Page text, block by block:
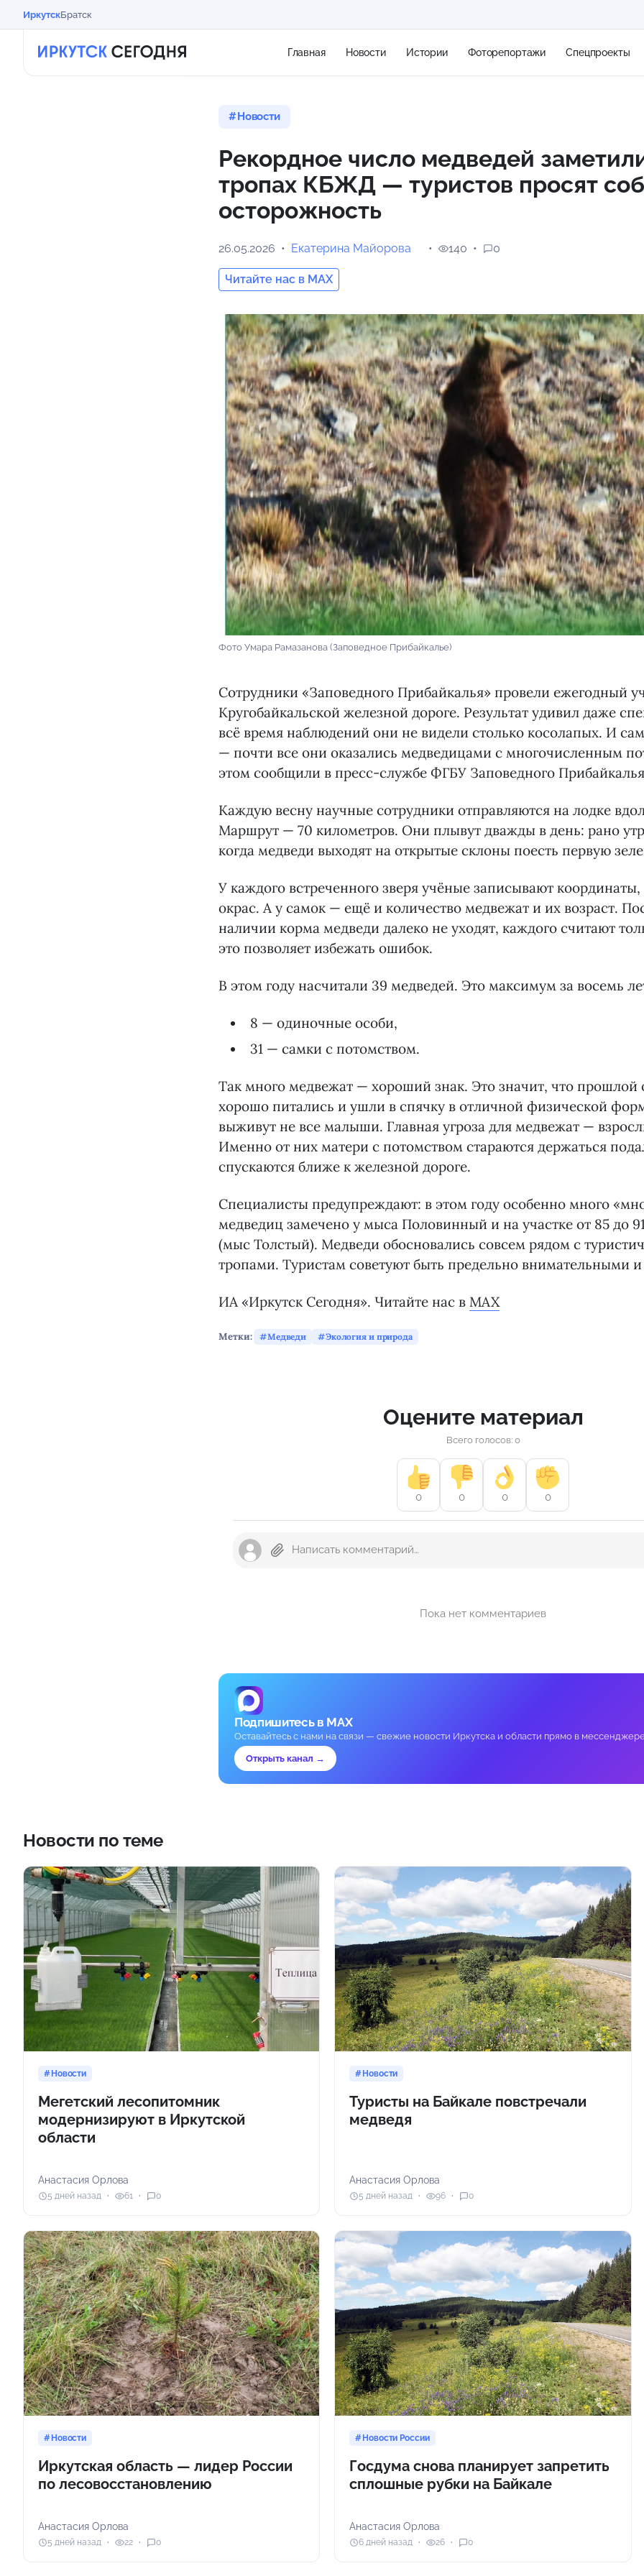
ИркутскБратск
Главная Новости Истории Фоторепортажи Спецпроекты
13 м/с
Новости
Рекордное число медведей
тропах КБЖД — туристов просят
осторожность
26.05.2026 Екатерина Майорова
Читайте нас в MAX
140 0
Фото Умара Рамазанова (Заповедное Прибайкалье)
Сотрудники «Заповедного Прибайкалья» провели ежегодный
Кругобайкальской железной дороге. Результат удивил даже
всё время наблюдений они не видели столько косолапых. И
— почти все они оказались медведицами с многочисленным
этом сообщили в пресс-службе ФГБУ Заповедного
Каждую весну научные сотрудники отправляются на лодке
Маршрут — 70 километров. Они плывут дважды в день: рано
когда медведи выходят на открытые склоны поесть первую
У каждого встреченного зверя учёные записывают
окрас. А у самок — ещё и количество медвежат и их возраст.
наличии корма медведи далеко не уходят, каждого считают
это позволяет избежать ошибок.
В этом году насчитали 39 медведей. Это максимум за восемь
8 — одиночные особи,
31 — самки с потомством.
Так много медвежат — хороший знак. Это значит, что прошлой
хорошо питались и ушли в спячку в отличной физической
выживут не все малыши. Главная угроза для медвежат —
Именно от них матери с потомством стараются держаться
спускаются ближе к железной дороге.
Специалисты предупреждают: в этом году особенно много
медведиц замечено у мыса Половинный и на участке от 85 до
(мыс Толстый). Медведи обосновались совсем рядом с
тропами. Туристам советуют быть предельно внимательными
ИА «Иркутск Сегодня». Читайте нас в MAX
Метки: Медведи Экология и природа
Оцените материал
Всего голосов: 0
0 0 0 0
Пока нет комментариев
Подпишитесь в MAX
Оставайтесь с нами на связи — свежие новости Иркутска и области прямо в
Открыть канал →
Новости по теме
Новости
Мегетский лесопитомник
модернизируют в Иркутской
области
Анастасия Орлова
5 дней назад 61 0
Новости
Туристы на Байкале повстречали
медведя
Анастасия Орлова
5 дней назад 96 0
Новости
Иркутская область — лидер России
по лесовосстановлению
Анастасия Орлова
5 дней назад 22 0
Новости России
Госдума снова планирует запретить
сплошные рубки на Байкале
Анастасия Орлова
6 дней назад 26 0